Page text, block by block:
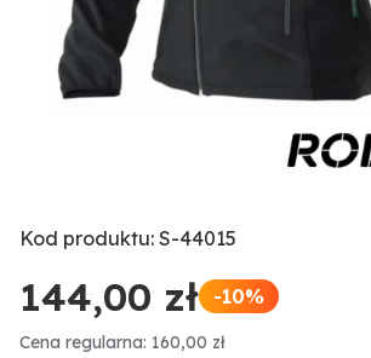
Kod produktu: S-44015
144,00 zł -10%
Cena regularna: 160,00 zł